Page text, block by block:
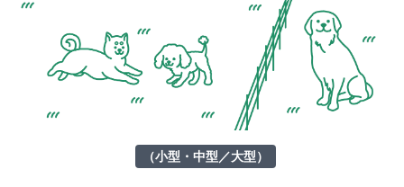
（小型・中型／大型）